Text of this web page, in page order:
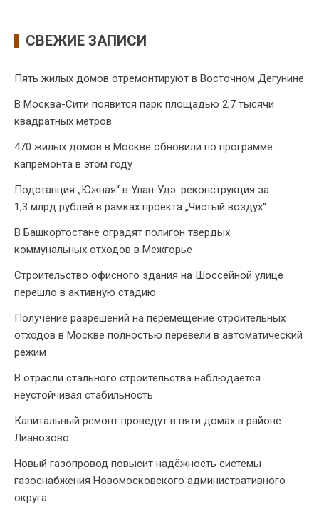
СВЕЖИЕ ЗАПИСИ
Пять жилых домов отремонтируют в Восточном Дегунине
В Москва-Сити появится парк площадью 2,7 тысячи
квадратных метров
470 жилых домов в Москве обновили по программе
капремонта в этом году
Подстанция „Южная“ в Улан‑Удэ: реконструкция за
1,3 млрд рублей в рамках проекта „Чистый воздух“
В Башкортостане оградят полигон твердых
коммунальных отходов в Межгорье
Строительство офисного здания на Шоссейной улице
перешло в активную стадию
Получение разрешений на перемещение строительных
отходов в Москве полностью перевели в автоматический
режим
В отрасли стального строительства наблюдается
неустойчивая стабильность
Капитальный ремонт проведут в пяти домах в районе
Лианозово
Новый газопровод повысит надёжность системы
газоснабжения Новомосковского административного
округа